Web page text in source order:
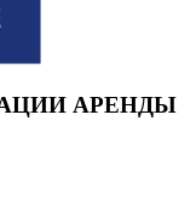
АРЕНДЫ